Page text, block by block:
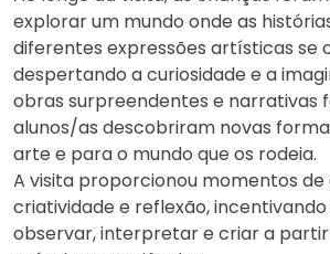
explorar um mundo onde as
diferentes expressões artísticas se
despertando a curiosidade e a
obras surpreendentes e narrativas
alunos/as descobriram novas
arte e para o mundo que os rodeia.
A visita proporcionou momentos
criatividade e reflexão,
observar, interpretar e criar a partir